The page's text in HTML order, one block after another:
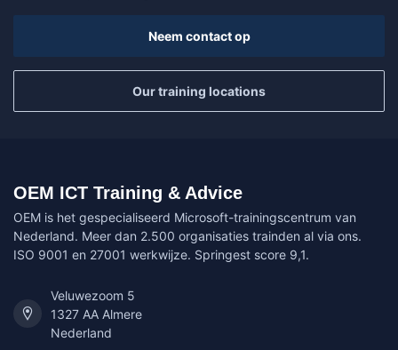
Neem contact op
Our training locations
OEM ICT Training & Advice
OEM is het gespecialiseerd Microsoft-trainingscentrum van
Nederland. Meer dan 2.500 organisaties trainden al via ons.
ISO 9001 en 27001 werkwijze. Springest score 9,1.
Veluwezoom 5
1327 AA Almere
Nederland